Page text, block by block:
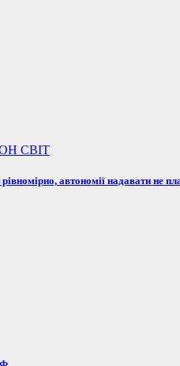
СВІТ
автономії надавати не